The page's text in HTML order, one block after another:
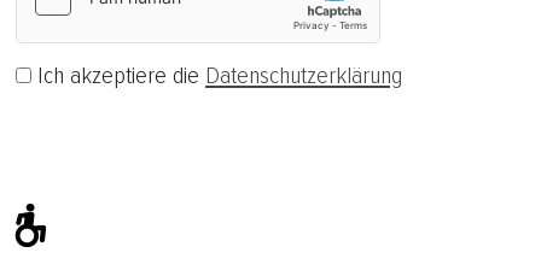
Ich akzeptiere die Datenschutzerklärung